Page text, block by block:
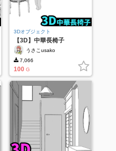
3Dオブジェクト
【3D】中華長椅子
うさこusako
7,066
100 G